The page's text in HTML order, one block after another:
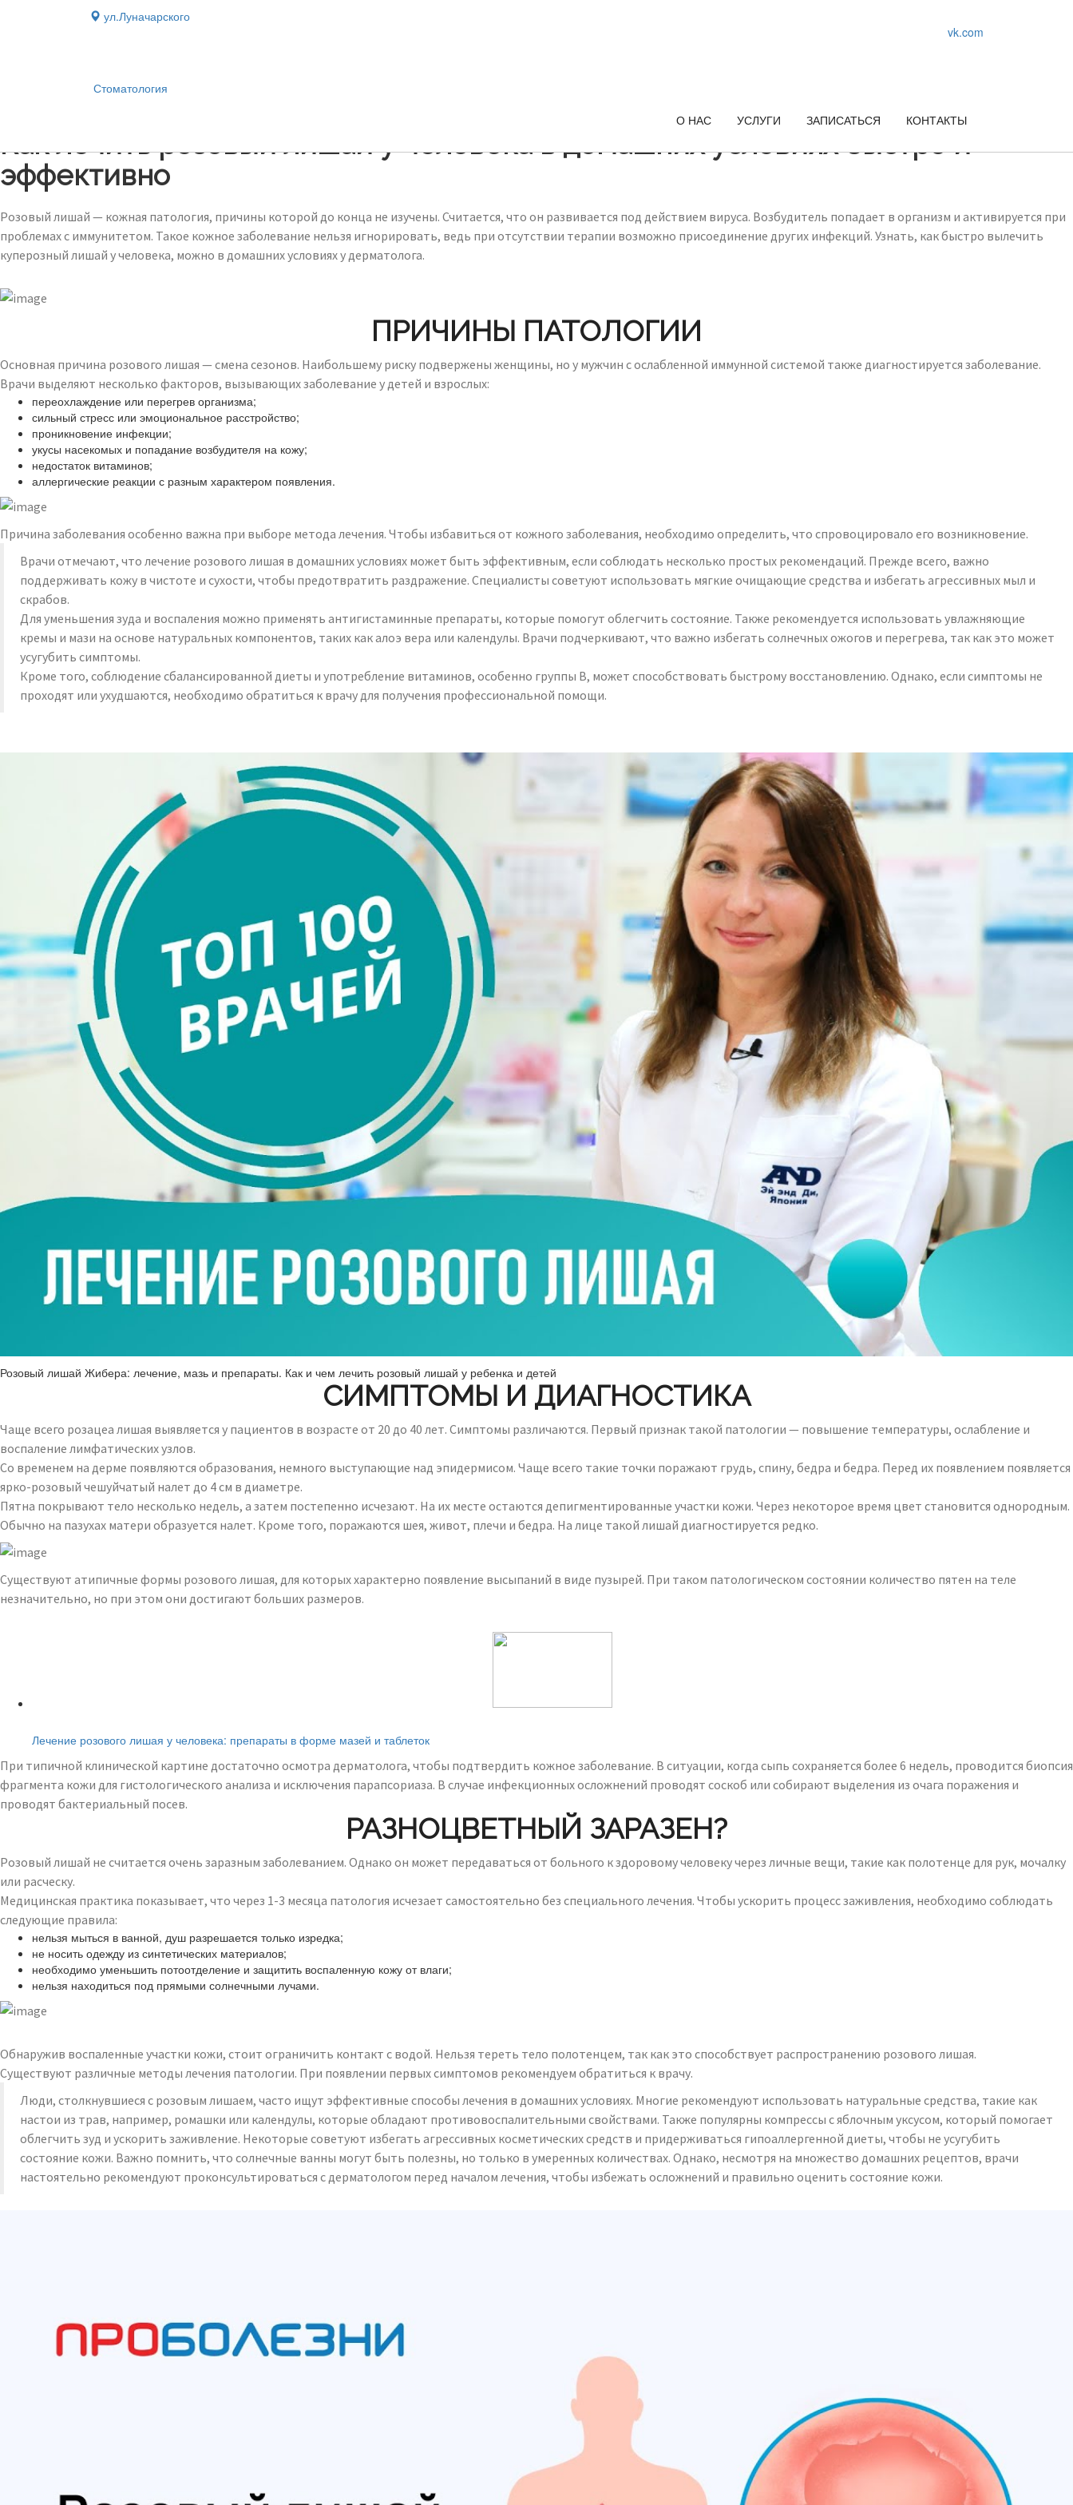
ул.Луначарского
vk.com
Стоматология
О НАС
УСЛУГИ ЗАПИСАТЬСЯ КОНТАКТЫ
Как лечить розовый лишай у человека в домашних условиях быстро и
эффективно
Розовый лишай — кожная патология, причины которой до конца не изучены. Считается, что он развивается под действием вируса. Возбудитель попадает в организм и активируется при
проблемах с иммунитетом. Такое кожное заболевание нельзя игнорировать, ведь при отсутствии терапии возможно присоединение других инфекций. Узнать, как быстро вылечить
куперозный лишай у человека, можно в домашних условиях у дерматолога.
ПРИЧИНЫ ПАТОЛОГИИ
Основная причина розового лишая — смена сезонов. Наибольшему риску подвержены женщины, но у мужчин с ослабленной иммунной системой также диагностируется заболевание.
Врачи выделяют несколько факторов, вызывающих заболевание у детей и взрослых:
переохлаждение или перегрев организма;
сильный стресс или эмоциональное расстройство;
проникновение инфекции;
укусы насекомых и попадание возбудителя на кожу;
недостаток витаминов;
аллергические реакции с разным характером появления.
Причина заболевания особенно важна при выборе метода лечения. Чтобы избавиться от кожного заболевания, необходимо определить, что спровоцировало его возникновение.
Врачи отмечают, что лечение розового лишая в домашних условиях может быть эффективным, если соблюдать несколько простых рекомендаций. Прежде всего, важно
поддерживать кожу в чистоте и сухости, чтобы предотвратить раздражение. Специалисты советуют использовать мягкие очищающие средства и избегать агрессивных мыл и
скрабов.
Для уменьшения зуда и воспаления можно применять антигистаминные препараты, которые помогут облегчить состояние. Также рекомендуется использовать увлажняющие
кремы и мази на основе натуральных компонентов, таких как алоэ вера или календулы. Врачи подчеркивают, что важно избегать солнечных ожогов и перегрева, так как это может
усугубить симптомы.
Кроме того, соблюдение сбалансированной диеты и употребление витаминов, особенно группы B, может способствовать быстрому восстановлению. Однако, если симптомы не
проходят или ухудшаются, необходимо обратиться к врачу для получения профессиональной помощи.
Розовый лишай Жибера: лечение, мазь и препараты. Как и чем лечить розовый лишай у ребенка и детей
СИМПТОМЫ И ДИАГНОСТИКА
Чаще всего розацеа лишая выявляется у пациентов в возрасте от 20 до 40 лет. Симптомы различаются. Первый признак такой патологии — повышение температуры, ослабление и
воспаление лимфатических узлов.
Со временем на дерме появляются образования, немного выступающие над эпидермисом. Чаще всего такие точки поражают грудь, спину, бедра и бедра. Перед их появлением появляется
ярко-розовый чешуйчатый налет до 4 см в диаметре.
Пятна покрывают тело несколько недель, а затем постепенно исчезают. На их месте остаются депигментированные участки кожи. Через некоторое время цвет становится однородным.
Обычно на пазухах матери образуется налет. Кроме того, поражаются шея, живот, плечи и бедра. На лице такой лишай диагностируется редко.
Существуют атипичные формы розового лишая, для которых характерно появление высыпаний в виде пузырей. При таком патологическом состоянии количество пятен на теле
незначительно, но при этом они достигают больших размеров.
Лечение розового лишая у человека: препараты в форме мазей и таблеток
При типичной клинической картине достаточно осмотра дерматолога, чтобы подтвердить кожное заболевание. В ситуации, когда сыпь сохраняется более 6 недель, проводится биопсия
фрагмента кожи для гистологического анализа и исключения парапсориаза. В случае инфекционных осложнений проводят соскоб или собирают выделения из очага поражения и
проводят бактериальный посев.
РАЗНОЦВЕТНЫЙ ЗАРАЗЕН?
Розовый лишай не считается очень заразным заболеванием. Однако он может передаваться от больного к здоровому человеку через личные вещи, такие как полотенце для рук, мочалку
или расческу.
Медицинская практика показывает, что через 1-3 месяца патология исчезает самостоятельно без специального лечения. Чтобы ускорить процесс заживления, необходимо соблюдать
следующие правила:
нельзя мыться в ванной, душ разрешается только изредка;
не носить одежду из синтетических материалов;
необходимо уменьшить потоотделение и защитить воспаленную кожу от влаги;
нельзя находиться под прямыми солнечными лучами.
Обнаружив воспаленные участки кожи, стоит ограничить контакт с водой. Нельзя тереть тело полотенцем, так как это способствует распространению розового лишая.
Существуют различные методы лечения патологии. При появлении первых симптомов рекомендуем обратиться к врачу.
Люди, столкнувшиеся с розовым лишаем, часто ищут эффективные способы лечения в домашних условиях. Многие рекомендуют использовать натуральные средства, такие как
настои из трав, например, ромашки или календулы, которые обладают противовоспалительными свойствами. Также популярны компрессы с яблочным уксусом, который помогает
облегчить зуд и ускорить заживление. Некоторые советуют избегать агрессивных косметических средств и придерживаться гипоаллергенной диеты, чтобы не усугубить
состояние кожи. Важно помнить, что солнечные ванны могут быть полезны, но только в умеренных количествах. Однако, несмотря на множество домашних рецептов, врачи
настоятельно рекомендуют проконсультироваться с дерматологом перед началом лечения, чтобы избежать осложнений и правильно оценить состояние кожи.